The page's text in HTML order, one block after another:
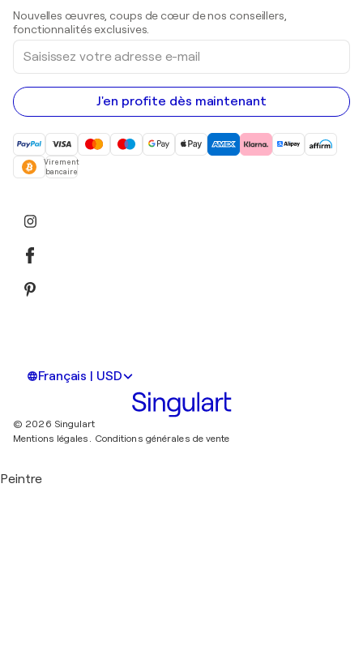
Peintures acryliques
Nouvelles œuvres, coups de cœur de nos conseillers,
fonctionnalités exclusives.
Saisissez
votre
adresse
e-
mail
J'en profite dès maintenant
Virement
bancaire
Français | USD
© 2026 Singulart
Mentions légales.
Conditions générales de vente
Peintre